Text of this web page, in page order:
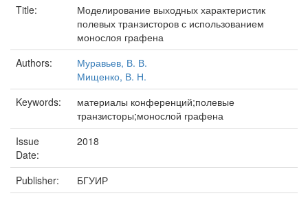
Title:
Моделирование выходных характеристик
полевых транзисторов с использованием
монослоя графена
Authors:
Муравьев, В. В.
Мищенко, В. Н.
Keywords:
материалы конференций;полевые
транзисторы;монослой графена
Issue
Date:
2018
Publisher:
БГУИР